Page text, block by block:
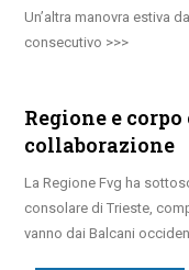
Un’altra manovra estiva
consecutivo
Regione e
collaborazione
La Regione Fvg ha
consolare di Trieste,
vanno dai Balcani